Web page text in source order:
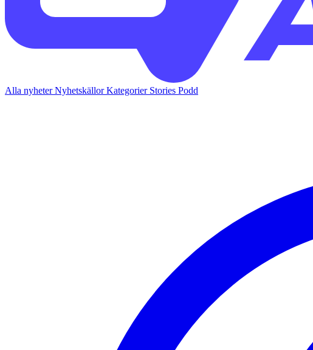
Alla nyheterNyhetskällorKategorier Stories Podd